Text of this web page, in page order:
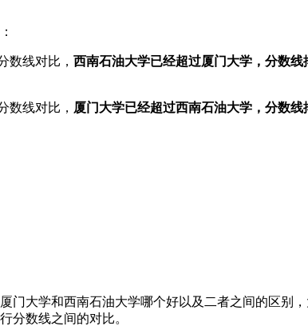
数线对比， 西南石油大学已经超过厦门大学，分数
数线对比， 厦门大学已经超过西南石油大学，分数
门大学和西南石油大学哪个好以及二者之间的区别
分数线之间的对比。